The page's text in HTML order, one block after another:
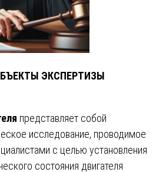
ЭКСПЕРТИЗЫ
представляет собой
исследование, проводимое
с целью установления
состояния двигателя